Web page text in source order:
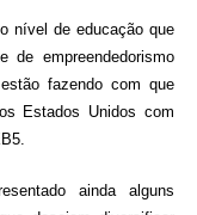
nível de educação que
empreendedorismo
fazendo com que
Estados Unidos com
ainda alguns